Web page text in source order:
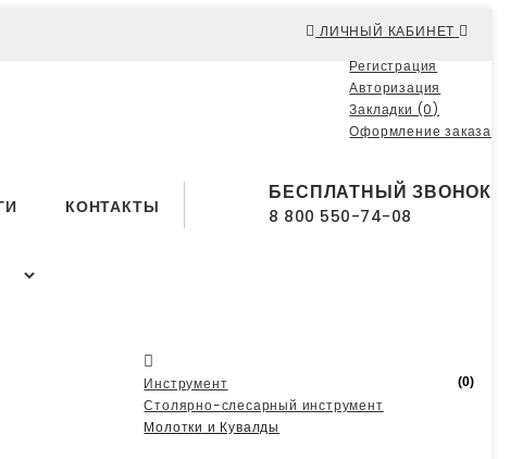
ЛИЧНЫЙ КАБИНЕТ
Регистрация
Авторизация
Закладки (0)
Оформление заказа
БЕСПЛАТНЫЙ ЗВОНОК
8 800 550-74-08
КОНТАКТЫ
(0)
Инструмент
Столярно-слесарный инструмент
Молотки и Кувалды